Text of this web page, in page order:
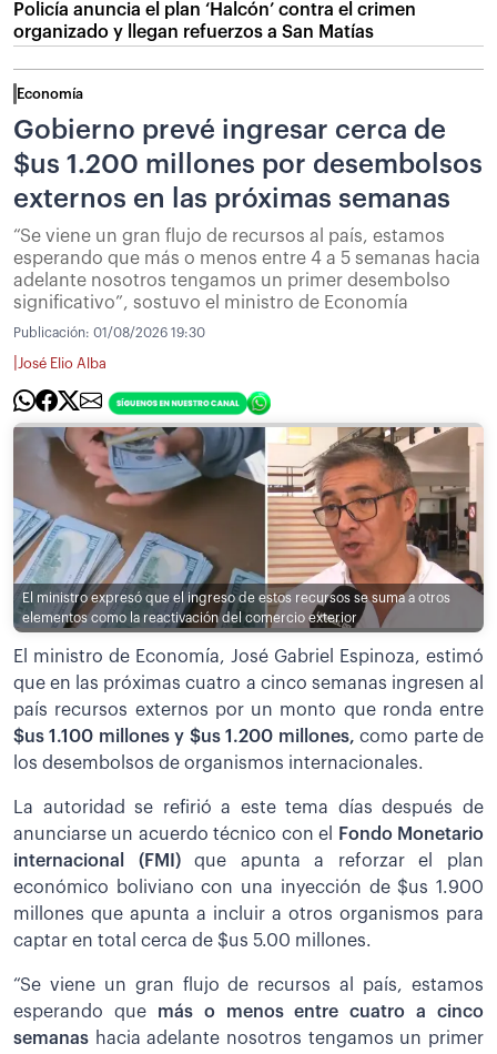
Policía anuncia el plan ‘Halcón’ contra el crimen
organizado y llegan refuerzos a San Matías
Economía
Gobierno prevé ingresar cerca de
$us 1.200 millones por desembolsos
externos en las próximas semanas
“Se viene un gran flujo de recursos al país, estamos
esperando que más o menos entre 4 a 5 semanas hacia
adelante nosotros tengamos un primer desembolso
significativo”, sostuvo el ministro de Economía
Publicación: 01/08/2026 19:30
José Elio Alba
El ministro expresó que el ingreso de estos recursos se suma a otros
elementos como la reactivación del comercio exterior
El ministro de Economía, José Gabriel Espinoza, estimó
que en las próximas cuatro a cinco semanas ingresen al
país recursos externos por un monto que ronda entre
$us 1.100 millones y $us 1.200 millones, como parte de
los desembolsos de organismos internacionales.
La autoridad se refirió a este tema días después de
anunciarse un acuerdo técnico con el
Fondo Monetario
internacional (FMI)que apunta a reforzar el plan
económico boliviano con una inyección de $us 1.900
millones que apunta a incluir a otros organismos para
captar en total cerca de $us 5.00 millones.
“Se viene un gran flujo de recursos al país, estamos
esperando que más o menos entre cuatro a cinco
semanas hacia adelante nosotros tengamos un primer